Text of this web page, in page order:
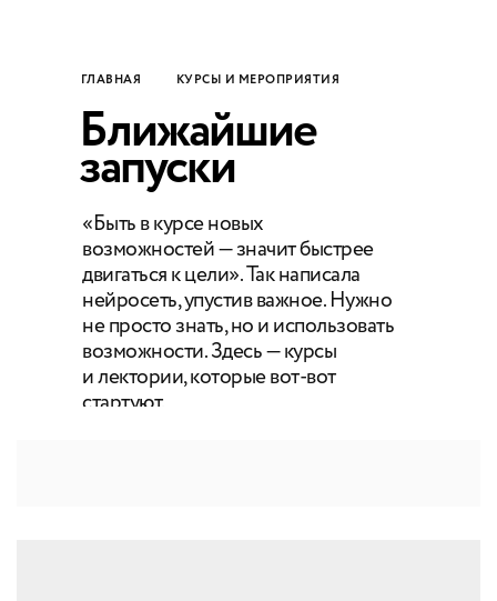
Ближайшие
запуски
ГЛАВНАЯ КУРСЫ И МЕРОПРИЯТИЯ
«Быть в курсе новых
возможностей — значит быстрее
двигаться к цели». Так написала
нейросеть, упустив важное. Нужно
не просто знать, но и использовать
возможности. Здесь — курсы
и лектории, которые вот-вот
стартуют.